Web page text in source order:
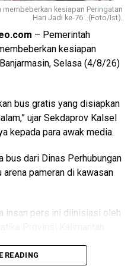
kesiapan Peringatan
Hari Jadi ke-76 . (Foto/Ist).
– Pemerintah
kesiapan
Selasa (4/8/26)
bus gratis yang disiapkan
ujar Sekdaprov Kalsel
kepada para awak media.
bus dari Dinas Perhubungan
pameran di kawasan
insan pers ini diinisiasi oleh
READING